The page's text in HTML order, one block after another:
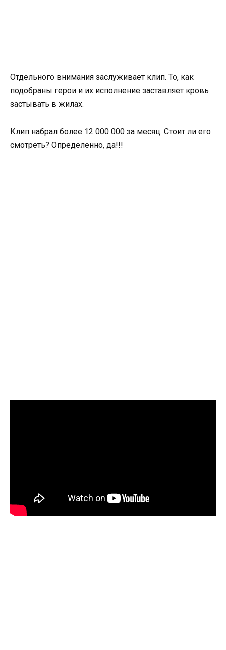
Отдельного внимания заслуживает клип. То, как
подобраны герои и их исполнение заставляет кровь
застывать в жилах.
Клип набрал более 12 000 000 за месяц. Стоит ли его
смотреть? Определенно, да!!!